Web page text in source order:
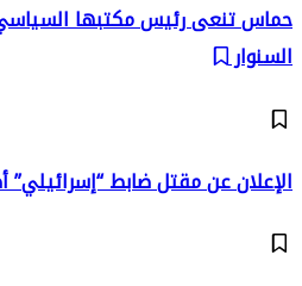
حماس تنعى رئيس مكتبها
السنوار
الإعلان عن مقتل ضابط